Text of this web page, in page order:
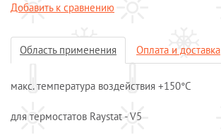
Готовые комплекты для обогрева
Обогрев бетона
Специальные кабели
Обогрев морозильных камер
Добавить к сравнению
Область применения Оплата и доставка
макс. температура воздействия +150°С
для термостатов Raystat - V5